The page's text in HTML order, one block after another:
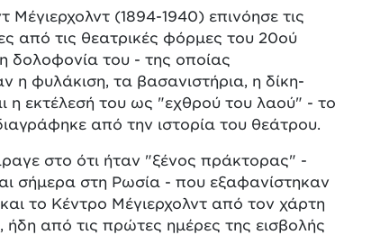
Μέγιερχολντ (1894-1940) επινόησε τις
από τις θεατρικές φόρμες του 20ού
δολοφονία του - της οποίας
η φυλάκιση, τα βασανιστήρια, η δίκη-
η εκτέλεσή του ως "εχθρού του λαού" - το
από την ιστορία του θεάτρου.
στο ότι ήταν "ξένος πράκτορας" -
σήμερα στη Ρωσία - που εξαφανίστηκαν
το Κέντρο Μέγιερχολντ από τον χάρτη
από τις πρώτες ημέρες της εισβολής